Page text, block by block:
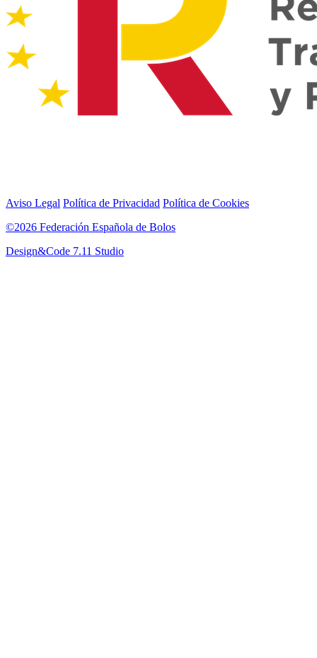
Aviso Legal Política de Privacidad Política de Cookies
©2026 Federación Española de Bolos
Design&Code 7.11 Studio